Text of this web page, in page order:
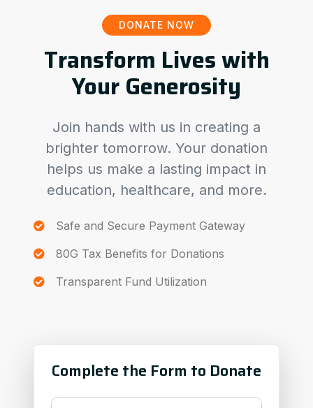
DONATE NOW
Transform Lives with
Your Generosity
Join hands with us in creating a
brighter tomorrow. Your donation
helps us make a lasting impact in
education, healthcare, and more.
Safe and Secure Payment Gateway
80G Tax Benefits for Donations
Transparent Fund Utilization
Complete the Form to Donate